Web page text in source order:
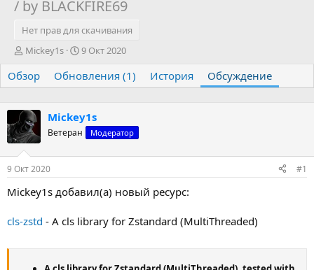
/ by BLACKFIRE69
Нет прав для скачивания
А
т
о
т
е
м
ы
Mickey1s
Д
т
а
а
ч
а
9 Окт 2020
Обзор Обновления (1) История Обсуждение
Mickey1s
Ветеран Модератор
9 Окт 2020 #1
Mickey1s добавил(а) новый ресурс:
cls-zstd - A cls library for Zstandard (MultiThreaded)